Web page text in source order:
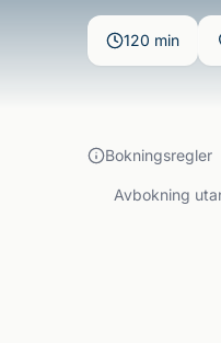
120 min
Bokningsregler
Avbokning